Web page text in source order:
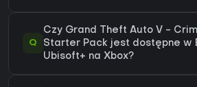
Q
Czy Grand Theft Auto V -
Starter Pack jest dostępne w
Ubisoft+ na Xbox?